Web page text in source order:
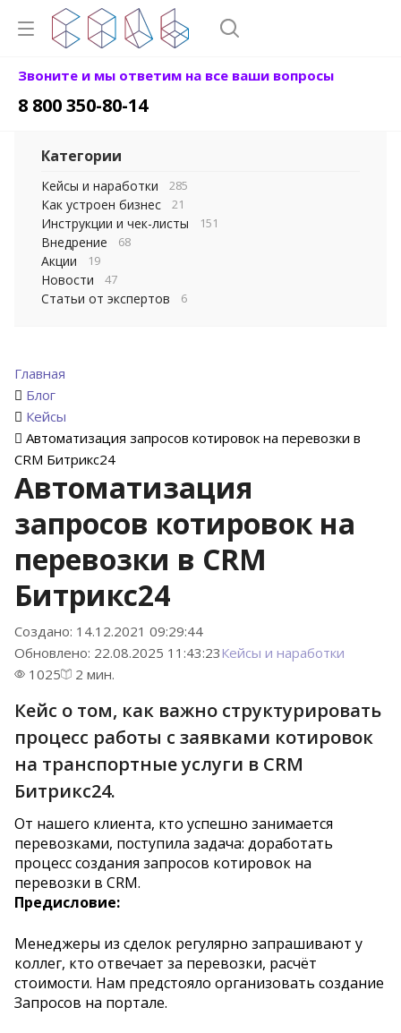
Звоните и мы ответим на все ваши вопросы
8 800 350-80-14
Главная
Блог
Кейсы
Автоматизация запросов котировок на перевозки в
CRM Битрикс24
Автоматизация
запросов котировок на
перевозки в CRM
Битрикс24
Создано: 14.12.2021 09:29:44
Обновлено: 22.08.2025 11:43:23Кейсы и наработки
1025
2 мин.
Кейс о том, как важно структурировать
процесс работы с заявками котировок
на транспортные услуги в CRM
Битрикс24.
От нашего клиента, кто успешно занимается
перевозками, поступила задача: доработать
процесс создания запросов котировок на
перевозки в CRM.
Предисловие:
Менеджеры из сделок регулярно запрашивают у
коллег, кто отвечает за перевозки, расчёт
стоимости. Нам предстояло организовать создание
Запросов на портале.
Категории
Кейсы и наработки 285
Как устроен бизнес 21
Инструкции и чек-листы 151
Внедрение 68
Акции 19
Новости 47
Статьи от экспертов 6